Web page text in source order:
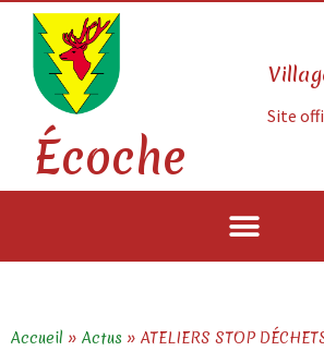
Écoche
Site
Accueil » Actus » ATELIERS STOP